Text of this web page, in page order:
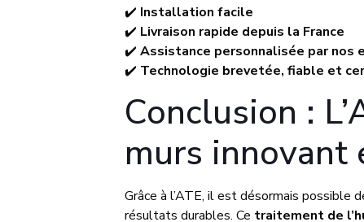
✔️ Installation facile
✔️ Livraison rapide depuis la France
✔️ Assistance personnalisée par nos
✔️ Technologie brevetée, fiable et
Conclusion :
murs
Grâce à l’ATE, il est désormais possible
résultats durables. Ce traitement de